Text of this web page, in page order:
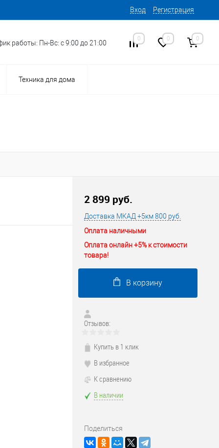
Вход Регистрация
работы: Пн-Вс: с 9:00 до 21:00
0 0 0
Техника для дома
2 899 руб.
Доставка МКАД +5км 800 руб.
Оплата наличными
Оплата онлайн +5% к стоимости
товара!
В корзину
Отзывов:
Купить в 1 клик
В избранное
К сравнению
В наличии
Поделиться